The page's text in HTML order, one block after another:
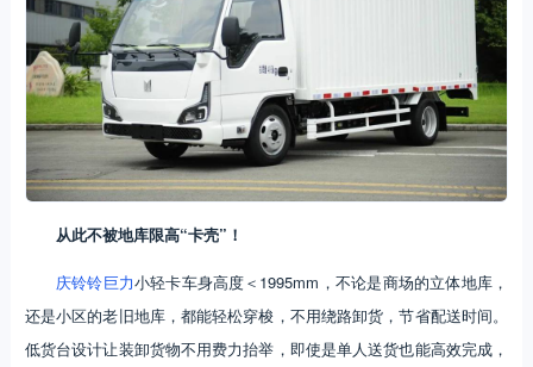
从此不被地库限高“卡壳”！
庆铃铃巨力小轻卡车身高度＜1995mm，不论是商场的立体地库，
还是小区的老旧地库，都能轻松穿梭，不用绕路卸货，节省配送时间。
低货台设计让装卸货物不用费力抬举，即使是单人送货也能高效完成，